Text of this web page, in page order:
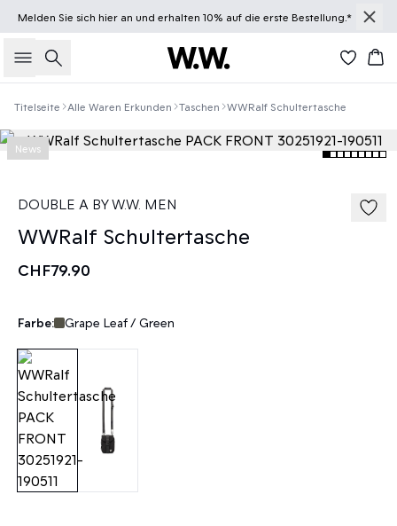
Melden Sie sich hieran und erhalten 10% auf die erste Bestellung.*
Suche
Titelseite Alle Waren Erkunden Taschen WWRalf Schultertasche
News
DOUBLE A BY W.W. MEN
WWRalf Schultertasche
CHF79.90
Farbe: Grape Leaf / Green